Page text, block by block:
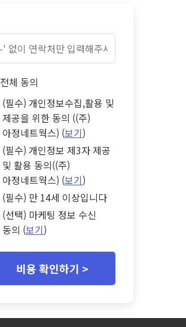
전체 동의
(필수) 개인정보수집,활용 및
제공을 위한 동의 ((주)
아정네트웍스) (보기)
(필수) 개인정보 제3자 제공
및 활용 동의((주)
아정네트웍스) (보기)
(필수) 만 14세 이상입니다
(선택) 마케팅 정보 수신
동의 (보기)
비용 확인하기 >